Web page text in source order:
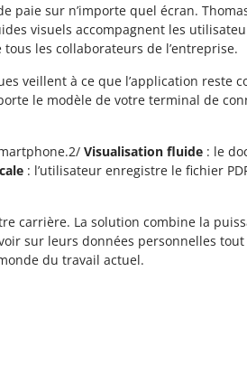
paie sur n’importe quel écran.
visuels accompagnent les
les collaborateurs de l’entreprise.
veillent à ce que l’application reste
le modèle de votre terminal de
Visualisation fluide : le
: l’utilisateur enregistre le fichier
carrière. La solution combine la
sur leurs données personnelles
du travail actuel.